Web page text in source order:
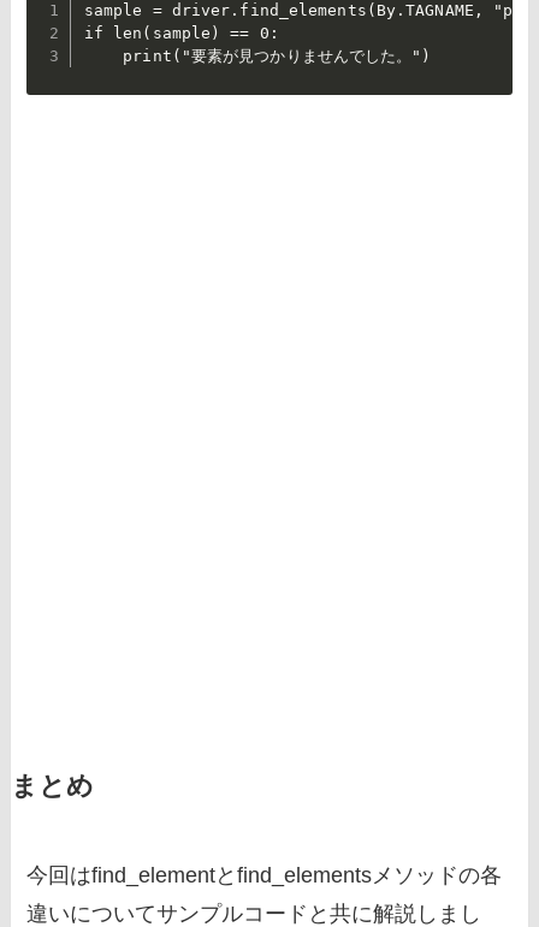
sample = driver.find_elements(By.TAGNAME, "p")
if len(sample) == 0:
    print("要素が見つかりませんでした。")
まとめ
今回はfind_elementとfind_elementsメソッドの各
違いについてサンプルコードと共に解説しまし